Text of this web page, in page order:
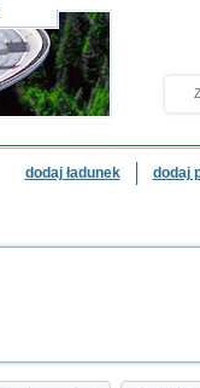
dodaj ładunek dodaj